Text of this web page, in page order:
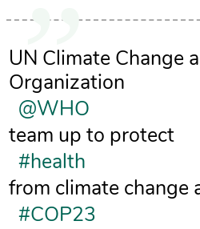
UN Climate Change
Organization
@WHO
team up to protect
#health
from climate change
#COP23